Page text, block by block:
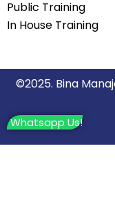
Whatsapp Us!
Public Training
In House Training
©2025. Bina